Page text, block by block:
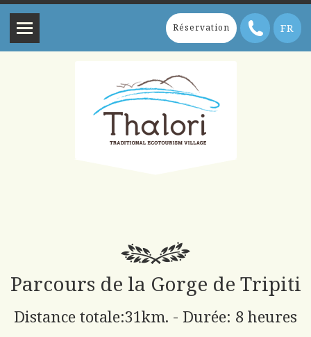
Réservation FR
Parcours de la Gorge de Tripiti
Distance totale:31km. - Durée: 8 heures